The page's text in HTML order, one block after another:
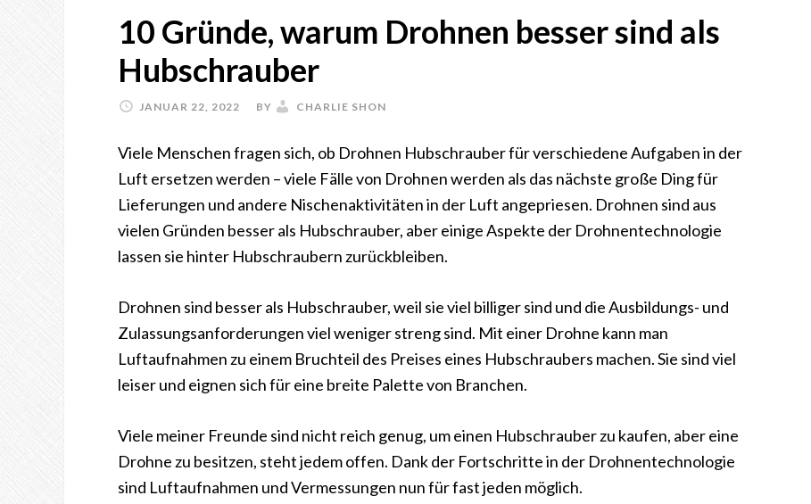
10 Gründe, warum Drohnen besser sind als
Hubschrauber
JANUAR 22, 2022 BY CHARLIE SHON
Viele Menschen fragen sich, ob Drohnen Hubschrauber für verschiedene Aufgaben in der
Luft ersetzen werden – viele Fälle von Drohnen werden als das nächste große Ding für
Lieferungen und andere Nischenaktivitäten in der Luft angepriesen. Drohnen sind aus
vielen Gründen besser als Hubschrauber, aber einige Aspekte der Drohnentechnologie
lassen sie hinter Hubschraubern zurückbleiben.
Drohnen sind besser als Hubschrauber, weil sie viel billiger sind und die Ausbildungs- und
Zulassungsanforderungen viel weniger streng sind. Mit einer Drohne kann man
Luftaufnahmen zu einem Bruchteil des Preises eines Hubschraubers machen. Sie sind viel
leiser und eignen sich für eine breite Palette von Branchen.
Viele meiner Freunde sind nicht reich genug, um einen Hubschrauber zu kaufen, aber eine
Drohne zu besitzen, steht jedem offen. Dank der Fortschritte in der Drohnentechnologie
sind Luftaufnahmen und Vermessungen nun für fast jeden möglich.